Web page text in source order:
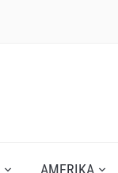
AMERIKA